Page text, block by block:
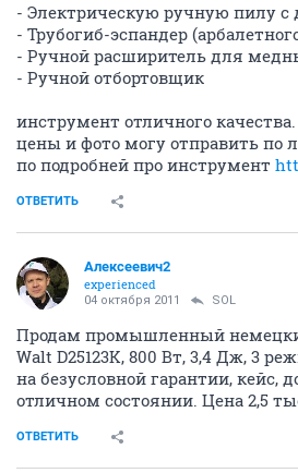
- Электрическую ручную пилу с
- Трубогиб-эспандер
- Ручной расширитель для
- Ручной отбортовщик
инструмент отличного качества.
цены и фото могу отправить по
по подробней про инструмент
ОТВЕТИТЬ
Алексеевич2
experienced
04 октября 2011 SOL
Продам промышленный
Walt D25123K, 800 Вт, 3,4 Дж, 3
на безусловной гарантии, кейс,
отличном состоянии. Цена 2,5
ОТВЕТИТЬ